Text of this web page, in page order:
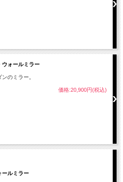
ウォールミラー
のミラー。
価格:20,900円(税込)
ールミラー